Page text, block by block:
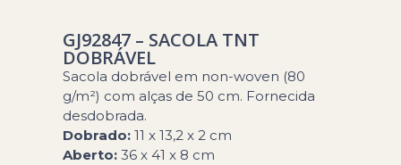
GJ92847 – SACOLA TNT
DOBRÁVEL
Sacola dobrável em non-woven (80
g/m²) com alças de 50 cm. Fornecida
desdobrada.
Dobrado: 11 x 13,2 x 2 cm
Aberto: 36 x 41 x 8 cm